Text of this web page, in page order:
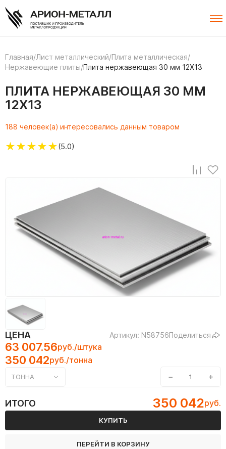
Главная/Лист металлический/Плита металлическая/
Нержавеющие плиты/Плита нержавеющая 30 мм 12Х13
ПЛИТА НЕРЖАВЕЮЩАЯ 30 ММ
12Х13
188 человек(а) интересовались данным товаром
★★★★★(5.0)
ЦЕНА Артикул: N58756Поделиться
63 007.56руб./штука
350 042руб./тонна
ТОННА − +
ИТОГО 350 042руб.
КУПИТЬ
ПЕРЕЙТИ В КОРЗИНУ